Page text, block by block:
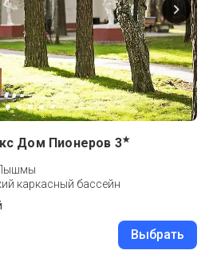
Дом Пионеров 3★
каркасный бассейн
Выбрать